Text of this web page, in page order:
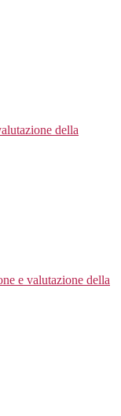
della
e valutazione della